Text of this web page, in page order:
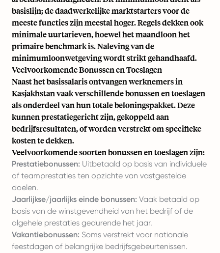
basislijn; de daadwerkelijke marktstarters voor de
meeste functies zijn meestal hoger. Regels dekken ook
minimale uurtarieven, hoewel het maandloon het
primaire benchmark is. Naleving van de
minimumloonwetgeving wordt strikt gehandhaafd.
Veelvoorkomende Bonussen en Toeslagen
Naast het basissalaris ontvangen werknemers in
Kasjakhstan vaak verschillende bonussen en toeslagen
als onderdeel van hun totale beloningspakket. Deze
kunnen prestatiegericht zijn, gekoppeld aan
bedrijfsresultaten, of worden verstrekt om specifieke
kosten te dekken.
Veelvoorkomende soorten bonussen en toeslagen zijn:
Prestatiebonussen: Uitbetaald op basis van individuele
of teamprestaties ten opzichte van vastgestelde
doelen.
Jaarlijkse/jaarlijks einde bonussen: Vaak betaald op
basis van de winstgevendheid van het bedrijf of de
algehele prestaties gedurende het jaar.
Vakantiebonussen: Soms verstrekt voor nationale
feestdagen of belangrijke bedrijfsgebeurtenissen.